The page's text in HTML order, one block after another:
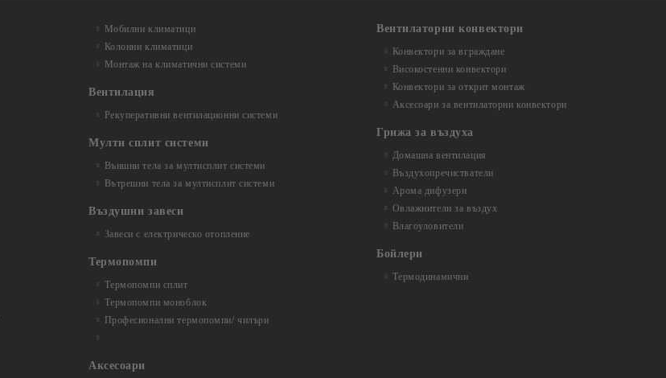
Мобилни климатици
Колонни климатици
Монтаж на климатични системи
Вентилация
Рекуперативни вентилационни системи
Мулти сплит системи
Външни тела за мултисплит системи
Вътрешни тела за мултисплит системи
Въздушни завеси
Завеси с електрическо отопление
Термопомпи
Термопомпи сплит
Термопомпи моноблок
Професионални термопомпи/ чилъри
Аксесоари
Вентилаторни конвектори
Конвектори за вграждане
Високостенни конвектори
Конвектори за открит монтаж
Аксесоари за вентилаторни конвектори
Грижа за въздуха
Домашна вентилация
Въздухопречистватели
Арома дифузери
Овлажнители за въздух
Влагоуловители
Бойлери
Термодинамични